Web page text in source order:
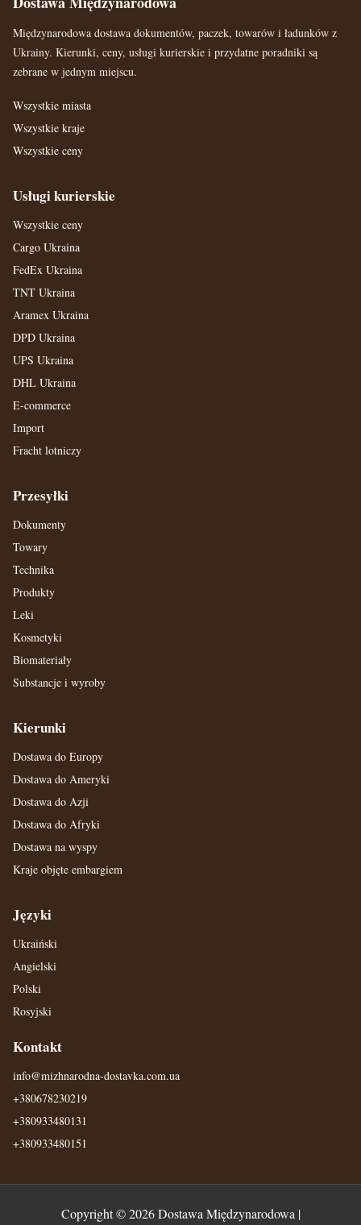
Międzynarodowa dostawa dokumentów, paczek, towarów i ładunków z
Ukrainy. Kierunki, ceny, usługi kurierskie i przydatne poradniki są
zebrane w jednym miejscu.
Wszystkie miasta
Wszystkie kraje
Wszystkie ceny
Usługi kurierskie
Wszystkie ceny
Cargo Ukraina
FedEx Ukraina
TNT Ukraina
Aramex Ukraina
DPD Ukraina
UPS Ukraina
DHL Ukraina
E-commerce
Import
Fracht lotniczy
Przesyłki
Dokumenty
Towary
Technika
Produkty
Leki
Kosmetyki
Biomateriały
Substancje i wyroby
Kierunki
Dostawa do Europy
Dostawa do Ameryki
Dostawa do Azji
Dostawa do Afryki
Dostawa na wyspy
Kraje objęte embargiem
Języki
Ukraiński
Angielski
Polski
Rosyjski
Kontakt
info@mizhnarodna-dostavka.com.ua
+380678230219
+380933480131
+380933480151
Copyright © 2026 Dostawa Międzynarodowa |